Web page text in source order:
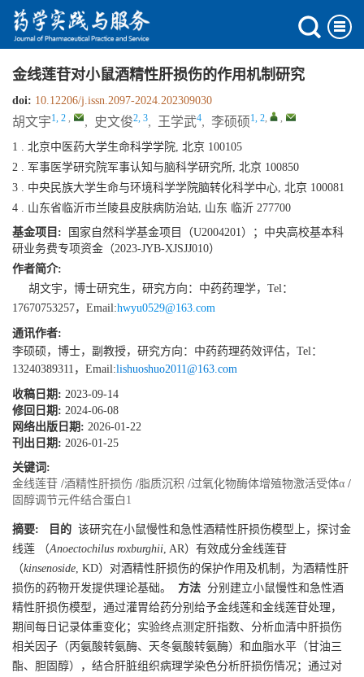
金线莲苷对小鼠酒精性肝损伤的作用机制研究
doi: 10.12206/j.issn.2097-2024.202309030
胡文宇1, 2 , , 史文俊2, 3, 王学武4, 李硕硕1, 2, ,
1 . 北京中医药大学生命科学学院, 北京 100105
2 . 军事医学研究院军事认知与脑科学研究所, 北京 100850
3 . 中央民族大学生命与环境科学学院脑转化科学中心, 北京 100081
4 . 山东省临沂市兰陵县皮肤病防治站, 山东 临沂 277700
基金项目: 国家自然科学基金项目（U2004201）；中央高校基本科
研业务费专项资金（2023-JYB-XJSJJ010）
作者简介:
胡文宇，博士研究生，研究方向：中药药理学，Tel：
17670753257，Email:hwyu0529@163.com
通讯作者:
李硕硕，博士，副教授，研究方向：中药药理药效评估，Tel：
13240389311，Email:lishuoshuo2011@163.com
收稿日期: 2023-09-14
修回日期: 2024-06-08
网络出版日期: 2026-01-22
刊出日期: 2026-01-25
关键词:
金线莲苷 /酒精性肝损伤 /脂质沉积 /过氧化物酶体增殖物激活受体α /
固醇调节元件结合蛋白1
摘要: 目的 该研究在小鼠慢性和急性酒精性肝损伤模型上，探讨金
线莲 （Anoectochilus roxburghii , AR）有效成分金线莲苷
（kinsenoside , KD）对酒精性肝损伤的保护作用及机制，为酒精性肝
损伤的药物开发提供理论基础。
方法 分别建立小鼠慢性和急性酒
精性肝损伤模型，通过灌胃给药分别给予金线莲和金线莲苷处理，
期间每日记录体重变化；实验终点测定肝指数、分析血清中肝损伤
相关因子（丙氨酸转氨酶、天冬氨酸转氨酶）和血脂水平（甘油三
酯、胆固醇），结合肝脏组织病理学染色分析肝损伤情况；通过对